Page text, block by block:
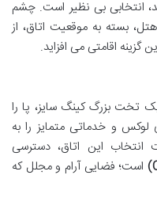
انتخابی بی نظیر است. چشم
بسته به موقعیت اتاق، از
اقامتی می افزاید.
تخت بزرگ کینگ سایز، پا را
لوکس و خدماتی متمایز را به
انتخاب این اتاق، دسترسی
است؛ فضایی آرام و مجلل که